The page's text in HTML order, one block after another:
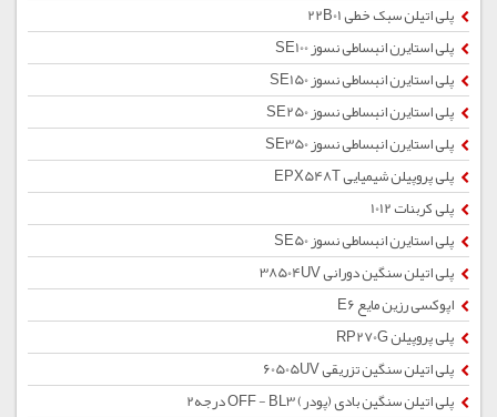
پلی اتیلن سبک خطی 22B01
پلی استایرن انبساطی نسوز SE100
پلی استایرن انبساطی نسوز SE150
پلی استایرن انبساطی نسوز SE250
پلی استایرن انبساطی نسوز SE350
پلی پروپیلن شیمیایی EPX548T
پلی کربنات 1012
پلی استایرن انبساطی نسوز SE50
پلی اتیلن سنگین دورانی 38504UV
اپوکسی رزین مایع E6
پلی پروپیلن RP270G
پلی اتیلن سنگین تزریقی 60505UV
پلی اتیلن سنگین بادی (پودر) OFF - BL3 درجه2